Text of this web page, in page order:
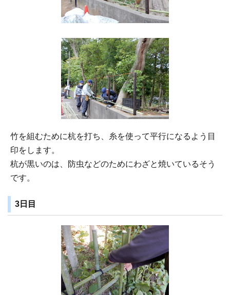
竹を組むために杭を打ち、糸を使って平行になるよう目
印をします。
杭が黒いのは、防虫などのためにわざと焼いているそう
です。
3日目